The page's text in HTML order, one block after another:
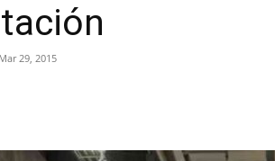
Mar 29, 2015